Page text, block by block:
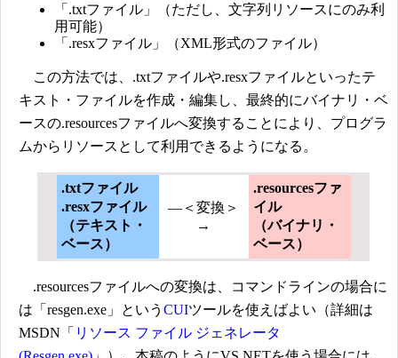
「.txtファイル」（ただし、文字列リソースにのみ利
用可能）
「.resxファイル」（XML形式のファイル）
この方法では、.txtファイルや.resxファイルといったテ
キスト・ファイルを作成・編集し、最終的にバイナリ・ベ
ースの.resourcesファイルへ変換することにより、プログラ
ムからリソースとして利用できるようになる。
.txtファイル
.resxファイル
（テキスト・
ベース）
―＜変換＞
→
.resourcesファ
イル
（バイナリ・
ベース）
.resourcesファイルへの変換は、コマンドラインの場合に
は「resgen.exe」という CUIツールを使えばよい（詳細は
MSDN「 リソース ファイル ジェネレータ